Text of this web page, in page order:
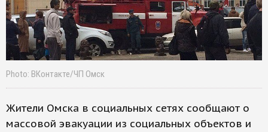
Photo: ВКонтакте/ЧП Омск
Жители Омска в социальных сетях сообщают о
массовой эвакуации из социальных объектов и